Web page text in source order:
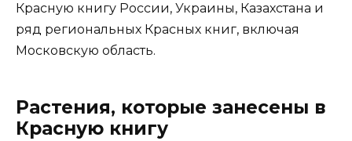
Красную книгу России, Украины, Казахстана и
ряд региональных Красных книг, включая
Московскую область.
Растения, которые занесены в
Красную книгу